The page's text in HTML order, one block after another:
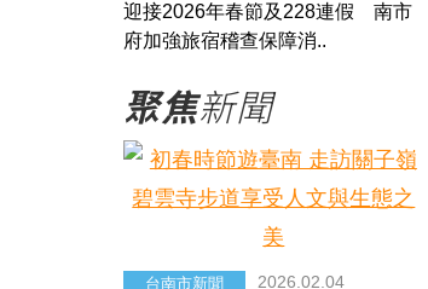
迎接2026年春節及228連假 南市
府加強旅宿稽查保障消..
聚焦新聞
台南市新聞 2026.02.04